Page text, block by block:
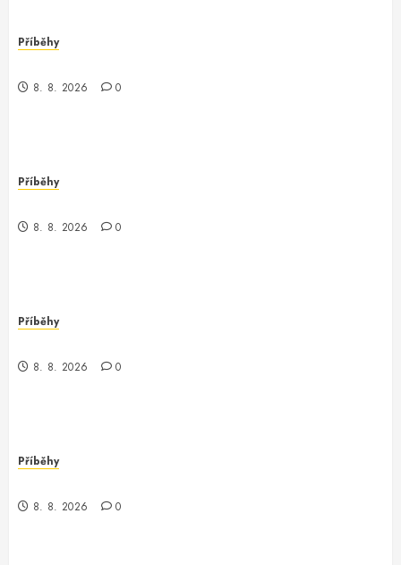
Příběhy
8. 8. 2026 0
Příběhy
8. 8. 2026 0
Příběhy
8. 8. 2026 0
Příběhy
8. 8. 2026 0